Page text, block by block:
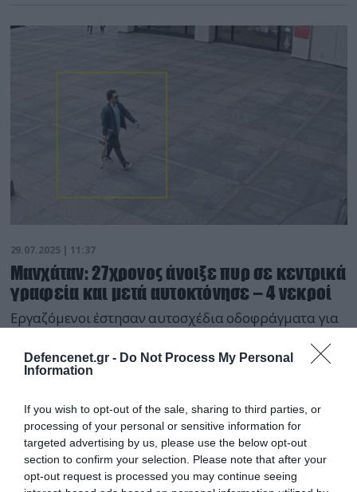
Defencenet.gr - Do Not Process My Personal
Information
If you wish to opt-out of the sale, sharing to third parties, or
processing of your personal or sensitive information for
targeted advertising by us, please use the below opt-out
section to confirm your selection. Please note that after your
opt-out request is processed you may continue seeing
29.07.2025 | 11:37
Μανχάταν: 27χρονος άνοιξε πυρ σε κεντρικά
γραφεία και μετά αυτοκτόνησε – 4 νεκροί
Εργαζόμενοι έστησαν αυτοσχέδια οδοφράγματα για